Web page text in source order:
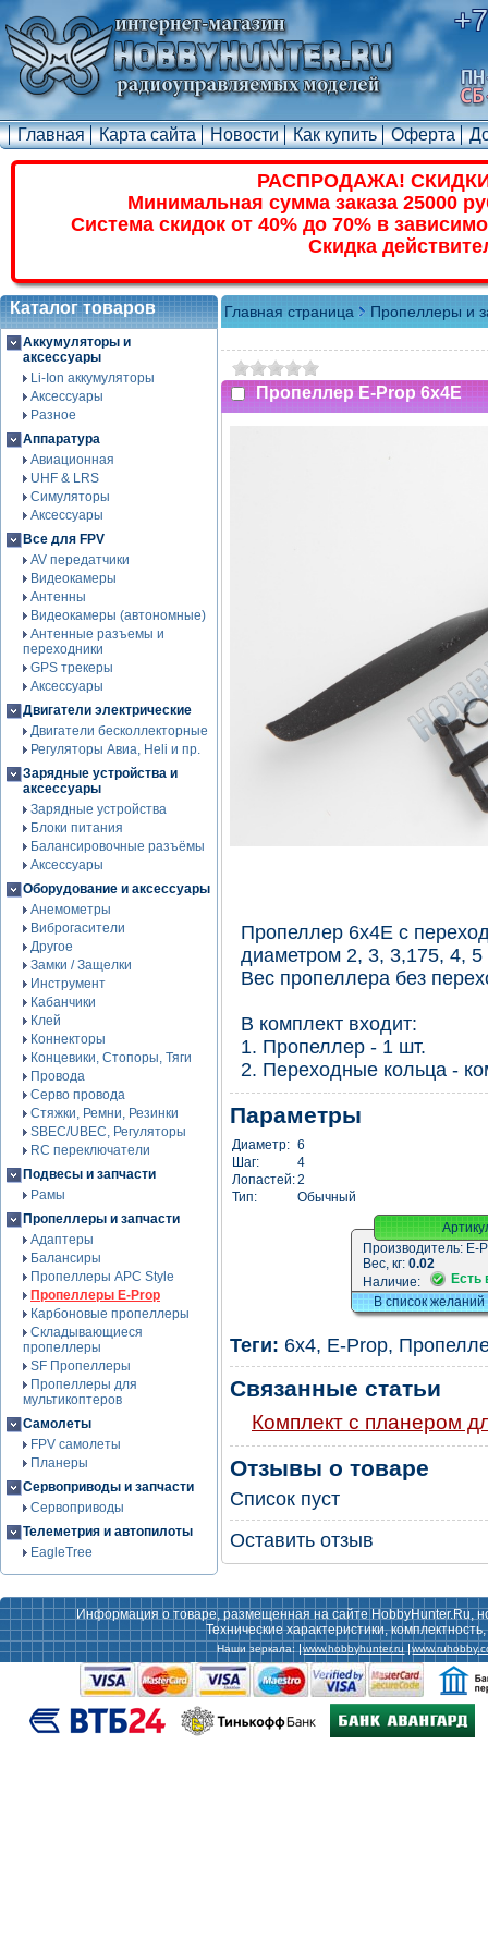
Главная Карта сайта Новости Как купить Оферта
РАСПРОДАЖА!
Минимальная сумма заказа 25000
Система скидок от 40% до 70% в
Скидка
Каталог товаров
Аккумуляторы и
аксессуары
Li-Ion аккумуляторы
Аксессуары
Разное
Аппаратура
Авиационная
UHF & LRS
Симуляторы
Аксессуары
Все для FPV
AV передатчики
Видеокамеры
Антенны
Видеокамеры (автономные)
Антенные разъемы и
переходники
GPS трекеры
Аксессуары
Двигатели электрические
Двигатели бесколлекторные
Регуляторы Авиа, Heli и пр.
Зарядные устройства и
аксессуары
Зарядные устройства
Блоки питания
Балансировочные разъёмы
Аксессуары
Оборудование и аксессуары
Анемометры
Виброгасители
Другое
Замки / Защелки
Инструмент
Кабанчики
Клей
Коннекторы
Концевики, Стопоры, Тяги
Провода
Серво провода
Стяжки, Ремни, Резинки
SBEC/UBEC, Регуляторы
RC переключатели
Подвесы и запчасти
Рамы
Пропеллеры и запчасти
Адаптеры
Балансиры
Пропеллеры APC Style
Пропеллеры E-Prop
Карбоновые пропеллеры
Складывающиеся
пропеллеры
SF Пропеллеры
Пропеллеры для
мультикоптеров
Самолеты
FPV самолеты
Планеры
Сервоприводы и запчасти
Сервоприводы
Телеметрия и автопилоты
EagleTree
Главная страница Пропеллеры и
Пропеллер E-Prop 6x4E
Пропеллер 6x4E с
диаметром 2, 3, 3,175, 4,
Вес пропеллера без
В комплект входит:
1. Пропеллер - 1 шт.
2. Переходные кольца -
Параметры
Диаметр: 6
Шаг:
4
Лопастей:2
Тип:
Обычный
Производитель: E-
Вес, кг: 0.02
Наличие:
Есть
В список желаний
Теги: 6x4, E-Prop,
Связанные статьи
Комплект с планером
Отзывы о товаре
Список пуст
Оставить отзыв
Информация о товаре, размещенная на сайте HobbyHunter.Ru,
Технические характеристики,
Наши зеркала: www.hobbyhunter.ru